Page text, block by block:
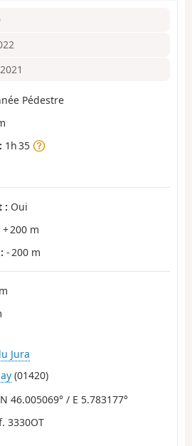
Pédestre
1h 35
: Oui
+ 200 m
- 200 m
Jura
(01420)
N 46.005069° / E 5.783177°
3330OT